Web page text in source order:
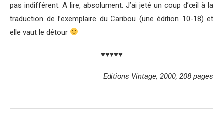
pas indifférent. A lire, absolument. J’ai jeté un coup d’œil à la
traduction de l’exemplaire du Caribou (une édition 10-18) et
elle vaut le détour
♥♥♥♥♥
Editions Vintage, 2000, 208 pages